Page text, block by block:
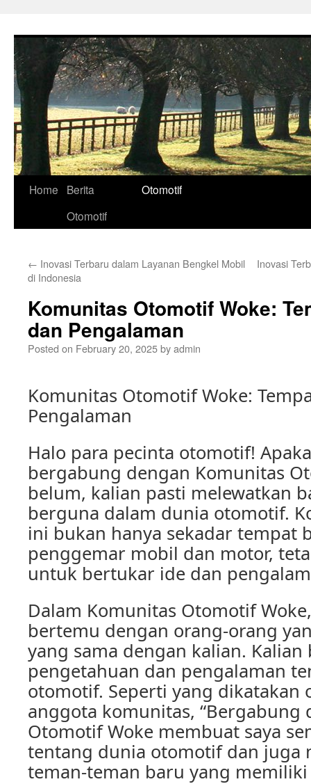
Home
Berita
Otomotif
Otomotif
← Inovasi Terbaru dalam Layanan Bengkel Mobil
di Indonesia
Inovasi
Komunitas Otomotif Woke:
dan Pengalaman
Posted on February 20, 2025byadmin
Komunitas Otomotif Woke:
Pengalaman
Halo para pecinta otomotif!
bergabung dengan Komunitas
belum, kalian pasti melewatkan
berguna dalam dunia otomotif.
ini bukan hanya sekadar tempat
penggemar mobil dan motor,
untuk bertukar ide dan
Dalam Komunitas Otomotif
bertemu dengan orang-orang
yang sama dengan kalian.
pengetahuan dan pengalaman
otomotif. Seperti yang dikatakan
anggota komunitas, “Bergabung
Otomotif Woke membuat saya
tentang dunia otomotif dan juga
teman-teman baru yang memiliki